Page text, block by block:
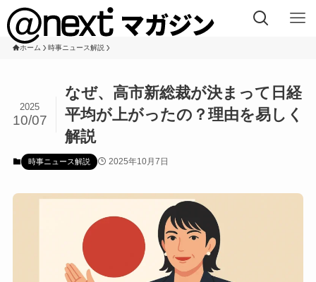
ホーム 時事ニュース解説
なぜ、高市新総裁が決まって日経
平均が上がったの？理由を易しく
解説
2025
10/07
時事ニュース解説 2025年10月7日